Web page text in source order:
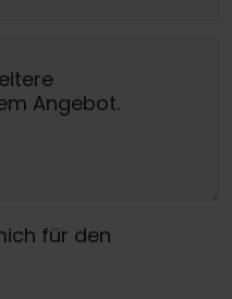
für den